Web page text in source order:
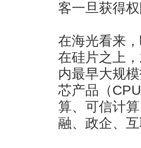
客一旦获得
在海光看来
在硅片之上
内最早大规
芯产品（
算、可信计
融、政企、